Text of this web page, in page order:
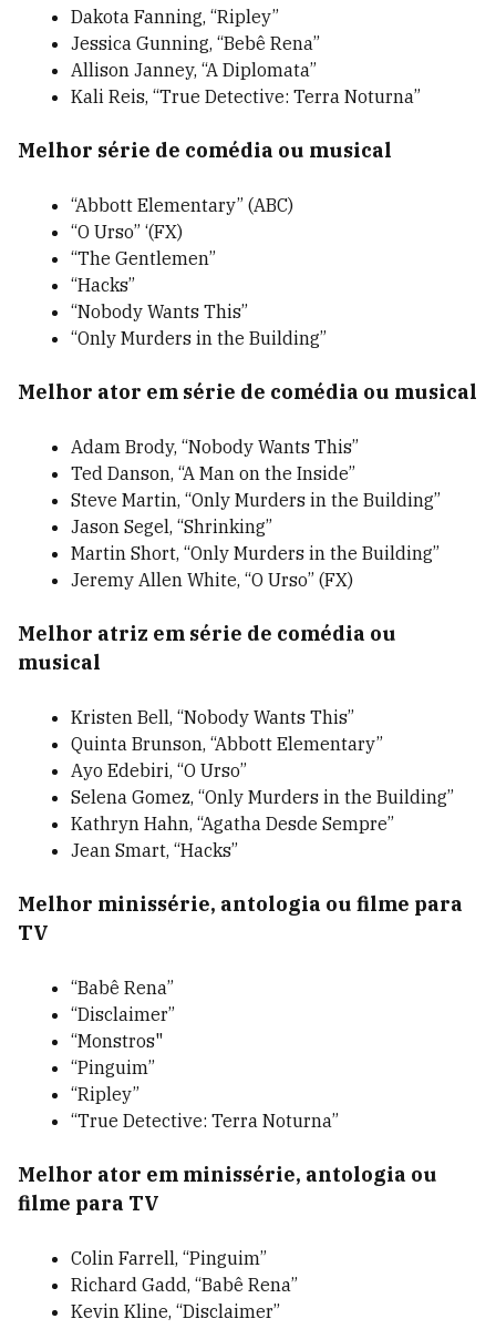
Dakota Fanning, “Ripley”
Jessica Gunning, “Bebê Rena”
Allison Janney, “A Diplomata”
Kali Reis, “True Detective: Terra Noturna”
Melhor série de comédia ou musical
“Abbott Elementary” (ABC)
“O Urso” ‘(FX)
“The Gentlemen”
“Hacks”
“Nobody Wants This”
“Only Murders in the Building”
Melhor ator em série de comédia ou musical
Adam Brody, “Nobody Wants This”
Ted Danson, “A Man on the Inside”
Steve Martin, “Only Murders in the Building”
Jason Segel, “Shrinking”
Martin Short, “Only Murders in the Building”
Jeremy Allen White, “O Urso” (FX)
Melhor atriz em série de comédia ou
musical
Kristen Bell, “Nobody Wants This”
Quinta Brunson, “Abbott Elementary”
Ayo Edebiri, “O Urso”
Selena Gomez, “Only Murders in the Building”
Kathryn Hahn, “Agatha Desde Sempre”
Jean Smart, “Hacks”
Melhor minissérie, antologia ou filme para
TV
“Babê Rena”
“Disclaimer”
“Monstros"
“Pinguim”
“Ripley”
“True Detective: Terra Noturna”
Melhor ator em minissérie, antologia ou
filme para TV
Colin Farrell, “Pinguim”
Richard Gadd, “Babê Rena”
Kevin Kline, “Disclaimer”